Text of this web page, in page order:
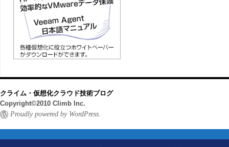
クライム・仮想化クラウド技術ブログ
Copyright©2010 Climb Inc.
Proudly powered by WordPress.